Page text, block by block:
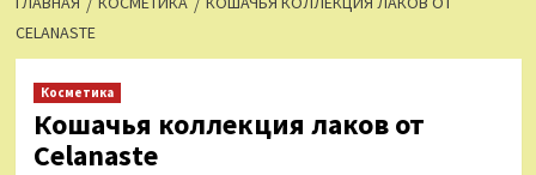
CELANASTE
Косметика
Кошачья коллекция лаков от
Celanaste